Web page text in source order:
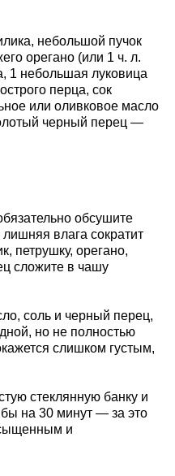
небольшой пучок
орегано (или 1 ч. л.
1 небольшая луковица
перца, сок
или оливковое масло
черный перец —
обсушите
влага сократит
петрушку, орегано,
сложите в чашу
соль и черный перец,
но не полностью
слишком густым,
стеклянную банку и
бы на 30 минут — за это
и